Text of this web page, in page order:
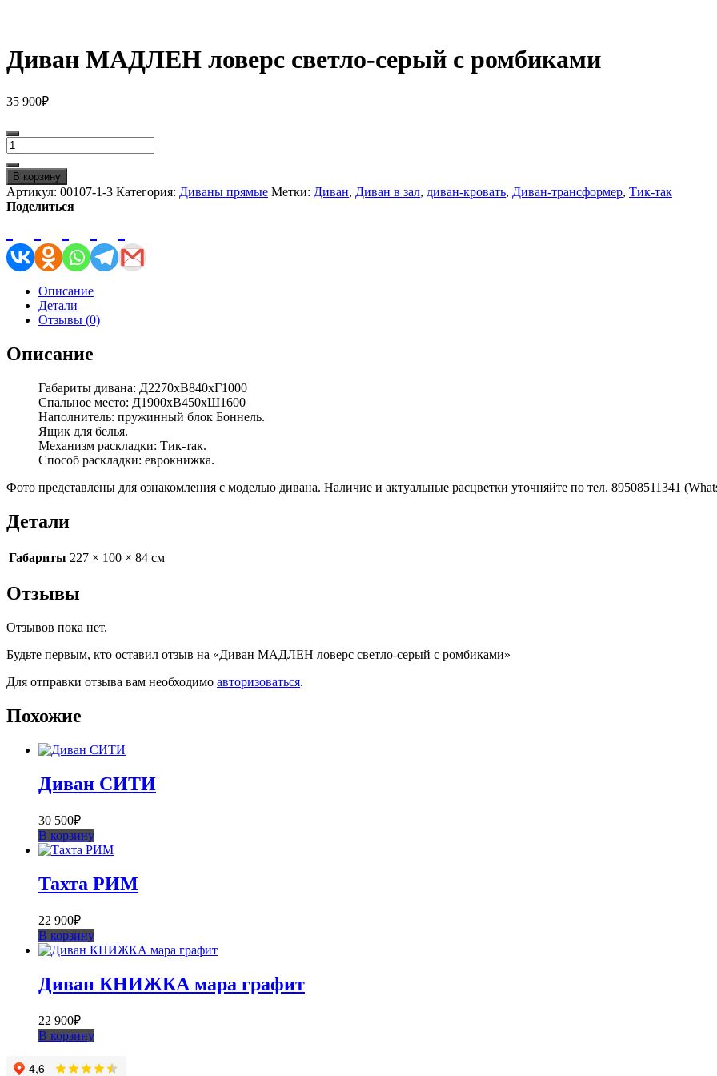
Диван МАДЛЕН ловерс светло-серый с ромбиками
35 900₽
Количество
товара
Диван
МАДЛЕН
ловерс
светло-
с
ромбиками
В корзину
Артикул: 00107-1-3 Категория: Диваны прямые Метки: Диван, Диван в зал, диван-кровать, Диван-трансформер, Тик-так
Поделиться
Описание
Детали
Отзывы (0)
Описание
Габариты дивана: Д2270хВ840хГ1000
Спальное место: Д1900хВ450хШ1600
Наполнитель: пружинный блок Боннель.
Ящик для белья.
Механизм раскладки: Тик-так.
Способ раскладки: еврокнижка.
Фото представлены для ознакомления с моделью дивана. Наличие и актуальные расцветки уточняйте по тел. 89508511341
Детали
Габариты 227 × 100 × 84 см
Отзывы
Отзывов пока нет.
Будьте первым, кто оставил отзыв на «Диван МАДЛЕН ловерс светло-серый с ромбиками»
Для отправки отзыва вам необходимо авторизоваться.
Похожие
Диван СИТИ
30 500₽
В корзину
Тахта РИМ
22 900₽
В корзину
Диван КНИЖКА мара графит
22 900₽
В корзину